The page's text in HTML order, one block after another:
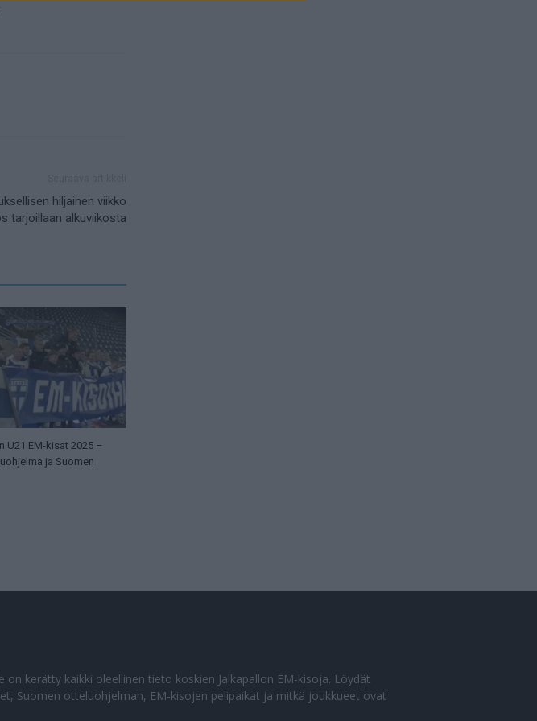
hiljainen viikko
tarjoillaan alkuviikosta
U21 EM-kisat 2025 –
ja Suomen
on kerätty kaikki oleellinen tieto koskien Jalkapallon EM-kisoja. Löydät
Suomen otteluohjelman, EM-kisojen pelipaikat ja mitkä joukkueet ovat